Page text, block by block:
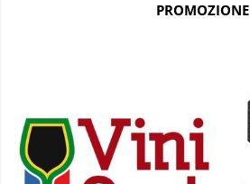
PROMOZIONE